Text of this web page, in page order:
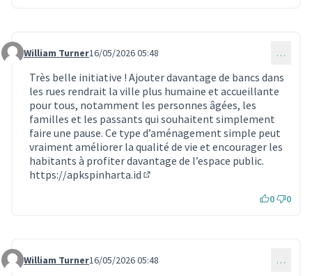
Commentaire 2308
William Turner16/05/2026 05:48 …
Très belle initiative ! Ajouter davantage de bancs dans
les rues rendrait la ville plus humaine et accueillante
pour tous, notamment les personnes âgées, les
familles et les passants qui souhaitent simplement
faire une pause. Ce type d’aménagement simple peut
vraiment améliorer la qualité de vie et encourager les
habitants à profiter davantage de l’espace public.
https://apkspinharta.id
0 0
Commentaire 2309
William Turner16/05/2026 05:48 …